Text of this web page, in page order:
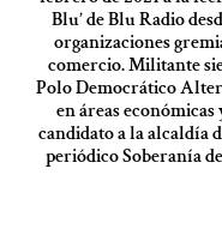
Blu’ de Blu Radio
organizaciones
comercio. Militante
Polo Democrático
en áreas
candidato a la alcaldía
periódico Soberanía